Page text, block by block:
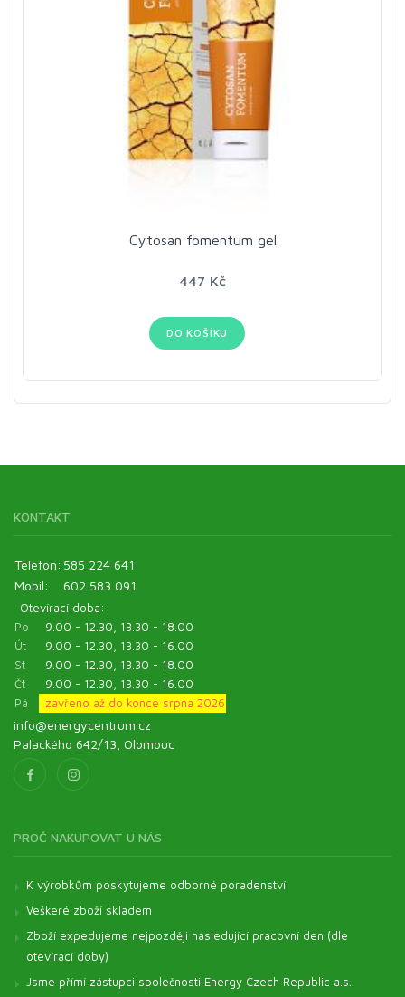
Cytosan fomentum gel
447 Kč
DO KOŠÍKU
KONTAKT
Telefon: 585 224 641
Mobil:
602 583 091
Otevírací doba:
Po
9.00 - 12.30, 13.30 - 18.00
Út
9.00 - 12.30, 13.30 - 16.00
St
9.00 - 12.30, 13.30 - 18.00
Čt
9.00 - 12.30, 13.30 - 16.00
Pá
zavřeno až do konce srpna 2026
info@energycentrum.cz
Palackého 642/13, Olomouc
PROČ NAKUPOVAT U NÁS
K výrobkům poskytujeme odborné poradenství
Veškeré zboží skladem
Zboží expedujeme nejpozději následující pracovní den (dle
otevírací doby)
Jsme přímí zástupci společnosti Energy Czech Republic a.s.